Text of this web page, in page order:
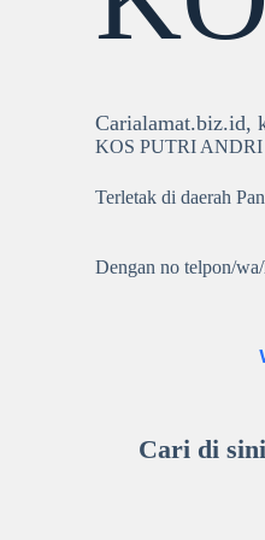
Carialamat.biz.id,
KOS PUTRI ANDRI
Terletak di daerah
Dengan no telpon/
Cari di